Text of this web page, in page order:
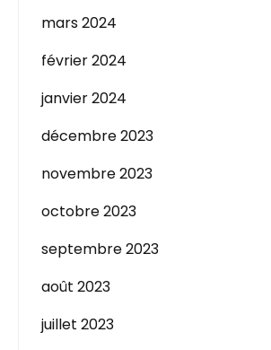
mars 2024
février 2024
janvier 2024
décembre 2023
novembre 2023
octobre 2023
septembre 2023
août 2023
juillet 2023